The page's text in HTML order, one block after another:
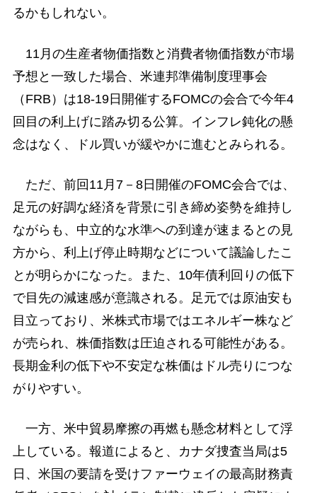
るかもしれない。
11月の生産者物価指数と消費者物価指数が市場
予想と一致した場合、米連邦準備制度理事会
（FRB）は18-19日開催するFOMCの会合で今年4
回目の利上げに踏み切る公算。インフレ鈍化の懸
念はなく、ドル買いが緩やかに進むとみられる。
ただ、前回11月7－8日開催のFOMC会合では、
足元の好調な経済を背景に引き締め姿勢を維持し
ながらも、中立的な水準への到達が速まるとの見
方から、利上げ停止時期などについて議論したこ
とが明らかになった。また、10年債利回りの低下
で目先の減速感が意識される。足元では原油安も
目立っており、米株式市場ではエネルギー株など
が売られ、株価指数は圧迫される可能性がある。
長期金利の低下や不安定な株価はドル売りにつな
がりやすい。
一方、米中貿易摩擦の再燃も懸念材料として浮
上している。報道によると、カナダ捜査当局は5
日、米国の要請を受けファーウェイの最高財務責